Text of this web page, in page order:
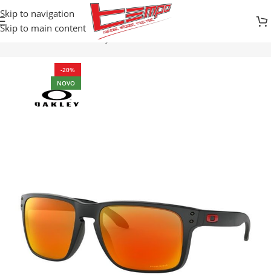
Skip to navigation
Skip to main content
Početna
Odjeća
-20%
NOVO